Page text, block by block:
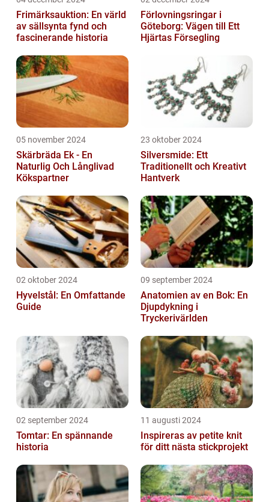
Frimärksauktion: En värld
av sällsynta fynd och
fascinerande historia
Förlovningsringar i
Göteborg: Vägen till Ett
Hjärtas Försegling
05 november 2024
Skärbräda Ek - En
Naturlig Och Långlivad
Kökspartner
23 oktober 2024
Silversmide: Ett
Traditionellt och Kreativt
Hantverk
02 oktober 2024
Hyvelstål: En Omfattande
Guide
09 september 2024
Anatomien av en Bok: En
Djupdykning i
Tryckerivärlden
02 september 2024
Tomtar: En spännande
historia
11 augusti 2024
Inspireras av petite knit
för ditt nästa stickprojekt